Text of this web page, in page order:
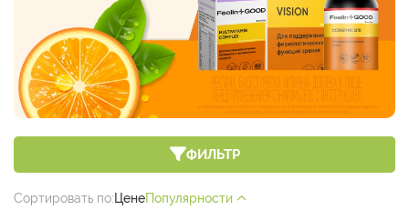
ФИЛЬТР
Сортировать по: ЦенеПопулярности